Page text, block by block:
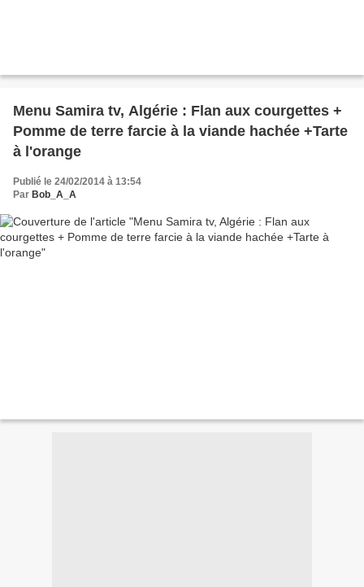
Menu Samira tv, Algérie : Flan aux courgettes +
Pomme de terre farcie à la viande hachée +Tarte
à l'orange
Publié le 24/02/2014 à 13:54
Par Bob_A_A